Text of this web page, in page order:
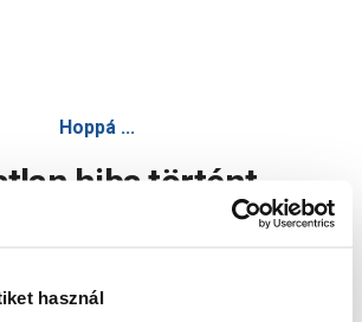
használ
Hoppá ...
hiba történt